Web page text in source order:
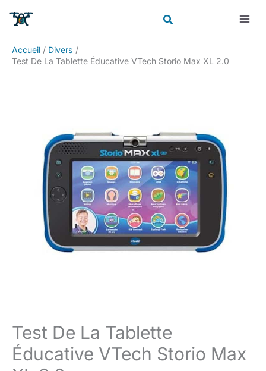
Accueil
Divers
Test De La Tablette Éducative VTech Storio Max XL 2.0
Test De La Tablette
Éducative VTech Storio Max